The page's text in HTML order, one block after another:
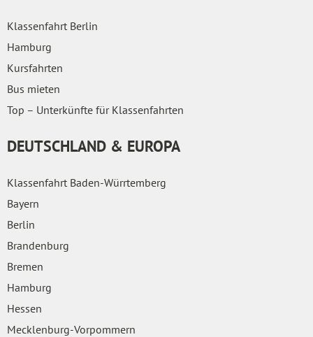
Klassenfahrt Berlin
Hamburg
Kursfahrten
Bus mieten
Top – Unterkünfte für Klassenfahrten
DEUTSCHLAND & EUROPA
Klassenfahrt Baden-Würrtemberg
Bayern
Berlin
Brandenburg
Bremen
Hamburg
Hessen
Mecklenburg-Vorpommern